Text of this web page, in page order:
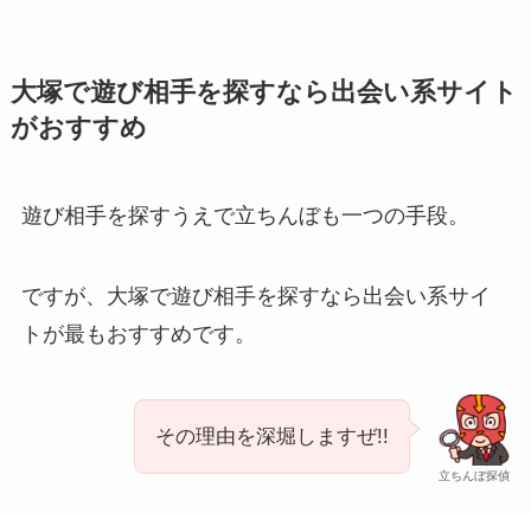
大塚で遊び相手を探すなら出会い系サイト
がおすすめ
遊び相手を探すうえで立ちんぼも一つの手段。
ですが、大塚で遊び相手を探すなら出会い系サイ
トが最もおすすめです。
立ちんぼ探偵
その理由を深堀しますぜ!!